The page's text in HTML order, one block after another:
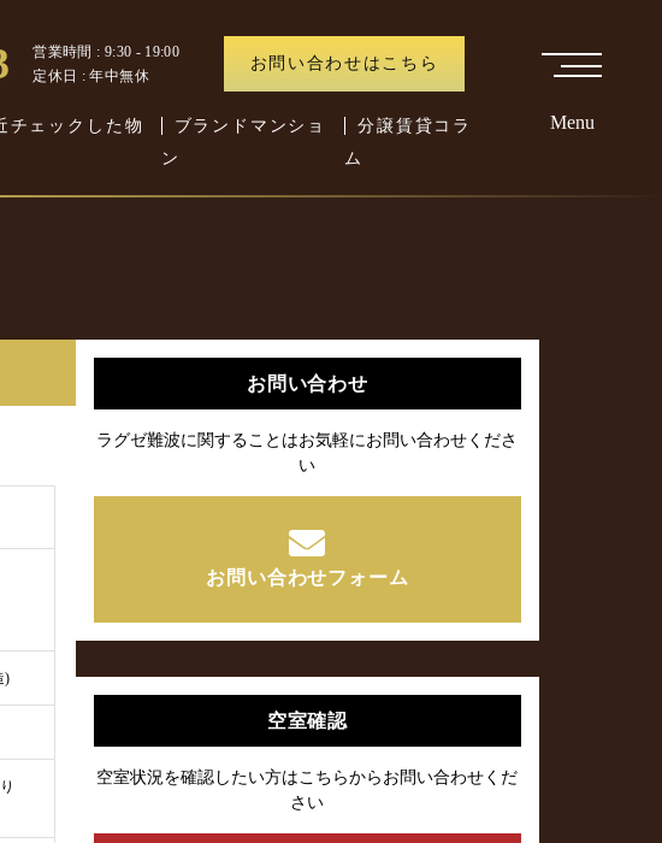
営業時間 : 9:30 - 19:00
定休日 : 年中無休
お問い合わせはこちら
チェックした物
ブランドマンショ
ン
分譲賃貸コラ
ム
Menu
)
お問い合わせ
ラグゼ難波に関することはお気軽にお問い合わせくださ
い
お問い合わせフォーム
空室確認
空室状況を確認したい方はこちらからお問い合わせくだ
さい